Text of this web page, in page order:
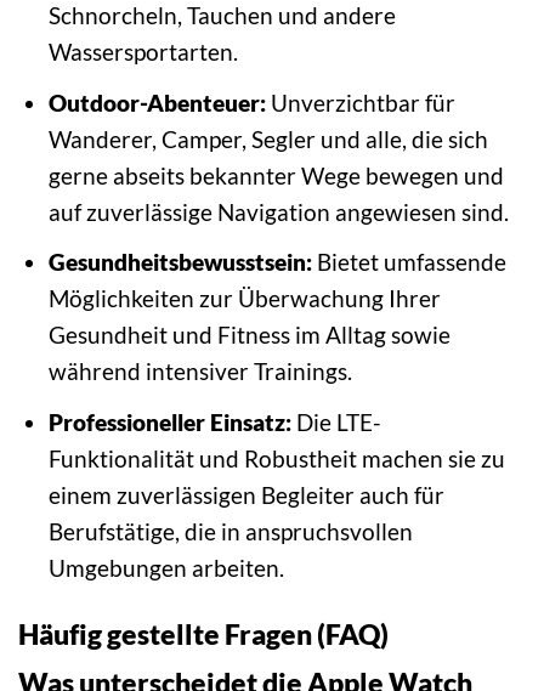
Schnorcheln, Tauchen und andere
Wassersportarten.
Outdoor-Abenteuer:Unverzichtbar für
Wanderer, Camper, Segler und alle, die sich
gerne abseits bekannter Wege bewegen und
auf zuverlässige Navigation angewiesen sind.
Gesundheitsbewusstsein:Bietet umfassende
Möglichkeiten zur Überwachung Ihrer
Gesundheit und Fitness im Alltag sowie
während intensiver Trainings.
Professioneller Einsatz:Die LTE-
Funktionalität und Robustheit machen sie zu
einem zuverlässigen Begleiter auch für
Berufstätige, die in anspruchsvollen
Umgebungen arbeiten.
Häufig gestellte Fragen (FAQ)
Was unterscheidet die Apple Watch